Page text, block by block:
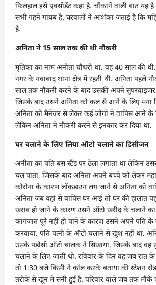
फिलहाल इसे एक्सीडेंट कहा है. चौंकानें वाली बात यह
सभी गहने गायब है. घरवालों ने आशंका जताई है कि
है.
अनिता ने 15 साल तक की थी नौकरी
मृतिका का नाम अनीता चौधरी था. वह 40 साल की
नगर के नवाबाद थाना क्षेत्र में रहती थी. अनिता पहले
साल तक नौकरी करने के बाद उसकी अपने सुपरवाइजर
जिसके बाद उसने अनिता को कल से आने के लिए मना
अनिता को मैनेजर से लेकर कई लोगों ने वापिस आने के
लेकिन अनिता ने नौकरी करने से इनकार कर दिया था.
घर चलाने के लिए लिया ऑटो चलाने का डिसीजन
अनीता का पति बस स्टैंड पर ठेला लगाता था लेकिन
चल पाता, जिसके बाद अनिता अपने बच्चे को लेकर
कोरोना के कारण लॉकडाउन लग जाने से अनिता को
अनिता जब वहां से वापिस घर आई तो घर की हालात
खराब हो जाने के कारण उसने ऑटो खरीद के चलाने
कागजात पूरे नहीं हो पाने के कारण उसने अपने पति
करवाया. पति पत्नी के ऑटो चलाने से खुश नहीं था.
उसके पड़ोसी ऑटो चालक ने सिखाया, जिसके बाद वह
चलाने के लिए जाती थी. रविवार के दिन वह जब रात
तो 1:30 बजे किसी ने कॉल करके बताया की स्टेशन
तरीके से खून में सनी हुई है. परिवार वाले जब तक मौके